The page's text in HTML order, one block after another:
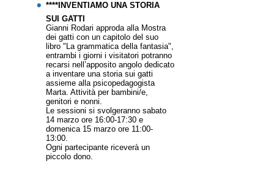
****INVENTIAMO UNA STORIA
SUI GATTI
Gianni Rodari approda alla Mostra
dei gatti con un capitolo del suo
libro "La grammatica della fantasia",
entrambi i giorni i visitatori potranno
recarsi nell’apposito angolo dedicato
a inventare una storia sui gatti
assieme alla psicopedagogista
Marta. Attività per bambini/e,
genitori e nonni.
Le sessioni si svolgeranno sabato
14 marzo ore 16:00-17:30 e
domenica 15 marzo ore 11:00-
13:00.
Ogni partecipante riceverà un
piccolo dono.